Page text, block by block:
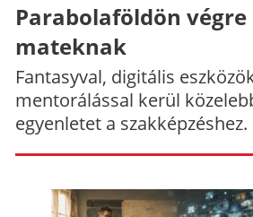
Parabolaföldön
mateknak
Fantasyval, digitális
mentorálással kerül
egyenletet a szakképzéshez.